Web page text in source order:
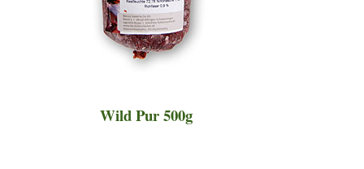
Wild Pur 500g